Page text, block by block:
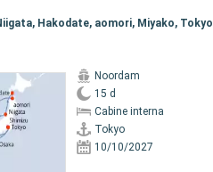
Hakodate, aomori, Miyako, Tokyo
Noordam
15 d
Cabine interna
Tokyo
10/10/2027